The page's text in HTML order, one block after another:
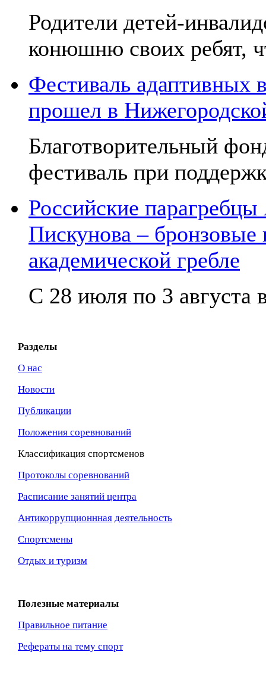
Родители детей-
конюшню своих ребят,
Фестиваль адаптивных
прошел в
Благотворительный
фестиваль при
Российские
Пискунова –
академической гребле
С 28 июля по 3 августа
Разделы
О нас
Новости
Публикации
Положения соревнований
Классификация спортсменов
Протоколы соревнований
Расписание занятий центра
Антикоррупционнная деятельность
Спортсмены
Отдых и туризм
Полезные материалы
Правильное питание
Рефераты на тему спорт